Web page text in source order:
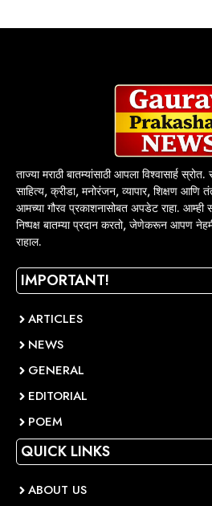
ताज्या मराठी बातम्यांसाठी आपला विश्वासार्ह
साहित्य, क्रीडा, मनोरंजन, व्यापार, शिक्षण आणि
आमच्या गौरव प्रकाशनासोबत अपडेट राहा.
निष्पक्ष बातम्या प्रदान करतो, जेणेकरून आपण
राहाल.
IMPORTANT!
ARTICLES
NEWS
GENERAL
EDITORIAL
POEM
QUICK LINKS
ABOUT US